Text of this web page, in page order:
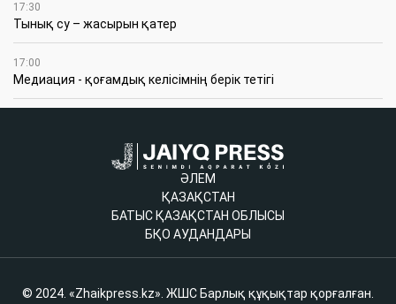
17:30
Тынық су – жасырын қатер
17:00
Медиация - қоғамдық келісімнің берік тетігі
ӘЛЕМ
ҚАЗАҚСТАН
БАТЫС ҚАЗАҚСТАН ОБЛЫСЫ
БҚО АУДАНДАРЫ
© 2024. «Zhaikpress.kz». ЖШС Барлық құқықтар қорғалған.